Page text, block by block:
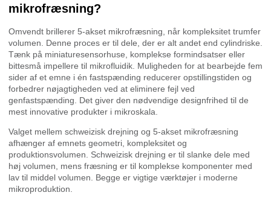
mikrofræsning?
Omvendt brillerer 5-akset mikrofræsning, når kompleksitet trumfer
volumen. Denne proces er til dele, der er alt andet end cylindriske.
Tænk på miniaturesensorhuse, komplekse formindsatser eller
bittesmå impellere til mikrofluidik. Muligheden for at bearbejde fem
sider af et emne i én fastspænding reducerer opstillingstiden og
forbedrer nøjagtigheden ved at eliminere fejl ved
genfastspænding. Det giver den nødvendige designfrihed til de
mest innovative produkter i mikroskala.
Valget mellem schweizisk drejning og 5-akset mikrofræsning
afhænger af emnets geometri, kompleksitet og
produktionsvolumen. Schweizisk drejning er til slanke dele med
høj volumen, mens fræsning er til komplekse komponenter med
lav til middel volumen. Begge er vigtige værktøjer i moderne
mikroproduktion.